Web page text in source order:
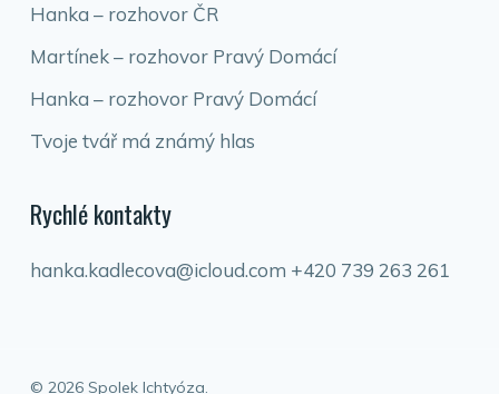
Hanka – rozhovor ČR
Martínek – rozhovor Pravý Domácí
Hanka – rozhovor Pravý Domácí
Tvoje tvář má známý hlas
Rychlé kontakty
hanka.kadlecova@icloud.com +420 739 263 261
© 2026 Spolek Ichtyóza.